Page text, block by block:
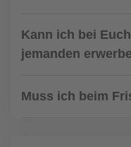
Kann ich bei
jemanden
Muss ich beim